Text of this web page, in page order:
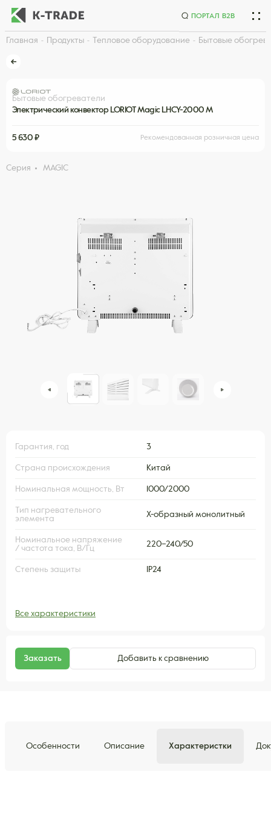
ПОРТАЛ B2B
Главная Продукты Тепловое оборудование Бытовые
Бытовые обогреватели
Электрический конвектор LORIOT Magic LHCY-2000 M
5 630 ₽ Рекомендованная розничная цена
Серия MAGIC
Гарантия, год 3
Страна происхождения Китай
Номинальная мощность, Вт 1000/2000
Тип нагревательного
элемента
X-образный монолитный
Номинальное напряжение
/ частота тока, В/Гц
220–240/50
Степень защиты IP24
Все характеристики
Заказать Добавить к сравнению
Особенности Описание Характеристки